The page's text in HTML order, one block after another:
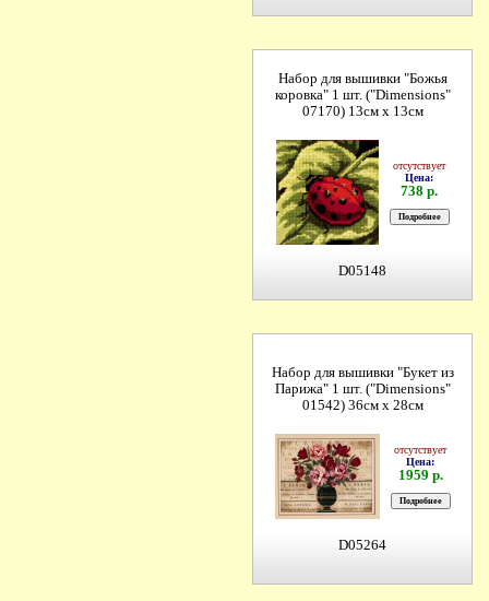
Набор для вышивки "Божья
коровка" 1 шт. ("Dimensions"
07170) 13см х 13см
отсутствует
Цена:
738 р.
D05148
Набор для вышивки "Букет из
Парижа" 1 шт. ("Dimensions"
01542) 36см х 28см
отсутствует
Цена:
1959 р.
D05264